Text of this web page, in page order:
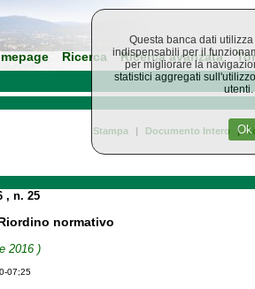
Ricerca Ricerca avanzata
Stampa | Documento Intero |
, n. 25
normativo
2016 )
07;25
Questa banca dati
indispensabili per il
per migliorare la
statistici aggregati
utenti.
Ok